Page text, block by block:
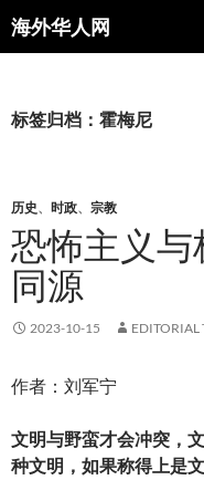
海外华人网
搜
索
文
标签归档：霍梅尼
历史、 时政、 宗教
恐怖主义
同源
2023-10-15 EDITORIAL
作者：刘军宁
文明与野蛮才会冲突，
种文明，如果称得上是